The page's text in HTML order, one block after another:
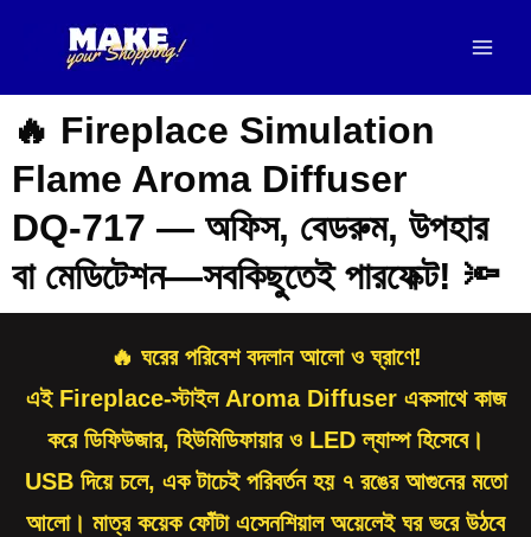
🔥 Fireplace Simulation
Flame Aroma Diffuser
DQ‑717 — অফিস, বেডরুম, উপহার
বা মেডিটেশন—সবকিছুতেই পারফেক্ট! 🔦
🔥 ঘরের পরিবেশ বদলান আলো ও ঘ্রাণে!
এই Fireplace-স্টাইল Aroma Diffuser একসাথে কাজ
করে ডিফিউজার, হিউমিডিফায়ার ও LED ল্যাম্পহিসেবে।
USB দিয়ে চলে, এক টাচেই পরিবর্তন হয় ৭ রঙের আগুনের মতো
আলো। মাত্র কয়েক ফোঁটা এসেনশিয়াল অয়েলেই ঘর ভরে উঠবে